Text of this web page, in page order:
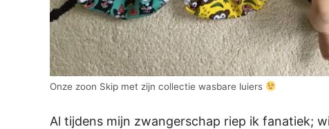
Onze zoon Skip met zijn collectie wasbare luiers
Al tijdens mijn zwangerschap riep ik fanatiek;